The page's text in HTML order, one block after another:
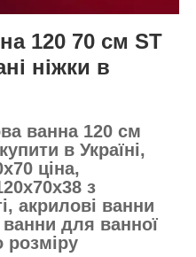
120 70 см ST
ніжки в
ванна 120 см
в Україні,
ціна,
з
акрилові ванни
ванни для ванної
розміру